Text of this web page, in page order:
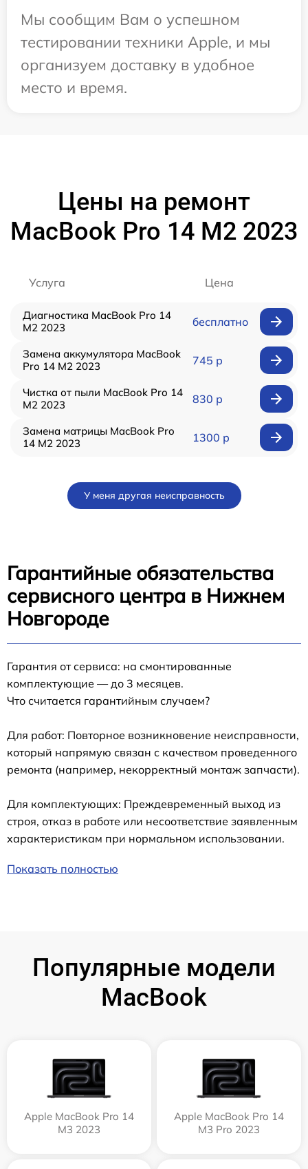
Мы сообщим Вам о успешном
тестировании техники Apple, и мы
организуем доставку в удобное
место и время.
Цены на ремонт
MacBook Pro 14 M2 2023
Услуга Цена
Диагностика MacBook Pro 14
M2 2023
бесплатно
Замена аккумулятора MacBook
Pro 14 M2 2023
745 р
Чистка от пыли MacBook Pro 14
M2 2023
830 р
Замена матрицы MacBook Pro
14 M2 2023
1300 р
У меня другая неисправность
Гарантийные обязательства
сервисного центра в Нижнем
Новгороде
Гарантия от сервиса: на смонтированные
комплектующие — до 3 месяцев.
Что считается гарантийным случаем?
Для работ: Повторное возникновение неисправности,
который напрямую связан с качеством проведенного
ремонта (например, некорректный монтаж запчасти).
Для комплектующих: Преждевременный выход из
строя, отказ в работе или несоответствие заявленным
характеристикам при нормальном использовании.
Показать полностью
Популярные модели
MacBook
Apple MacBook Pro 14
M3 2023
Apple MacBook Pro 14
M3 Pro 2023